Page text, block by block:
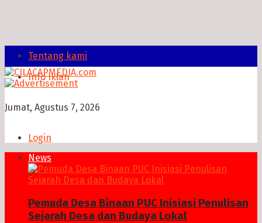
Tentang kami
Info Iklan
Jumat, Agustus 7, 2026
Login
News
Pemuda Desa Binaan PUC Inisiasi Penulisan
Sejarah Desa dan Budaya Lokal